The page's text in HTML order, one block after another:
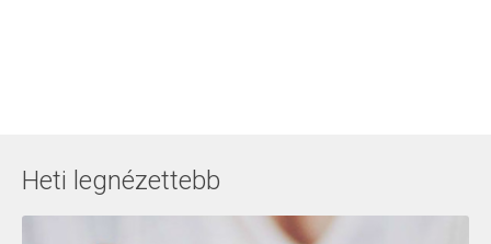
Heti legnézettebb